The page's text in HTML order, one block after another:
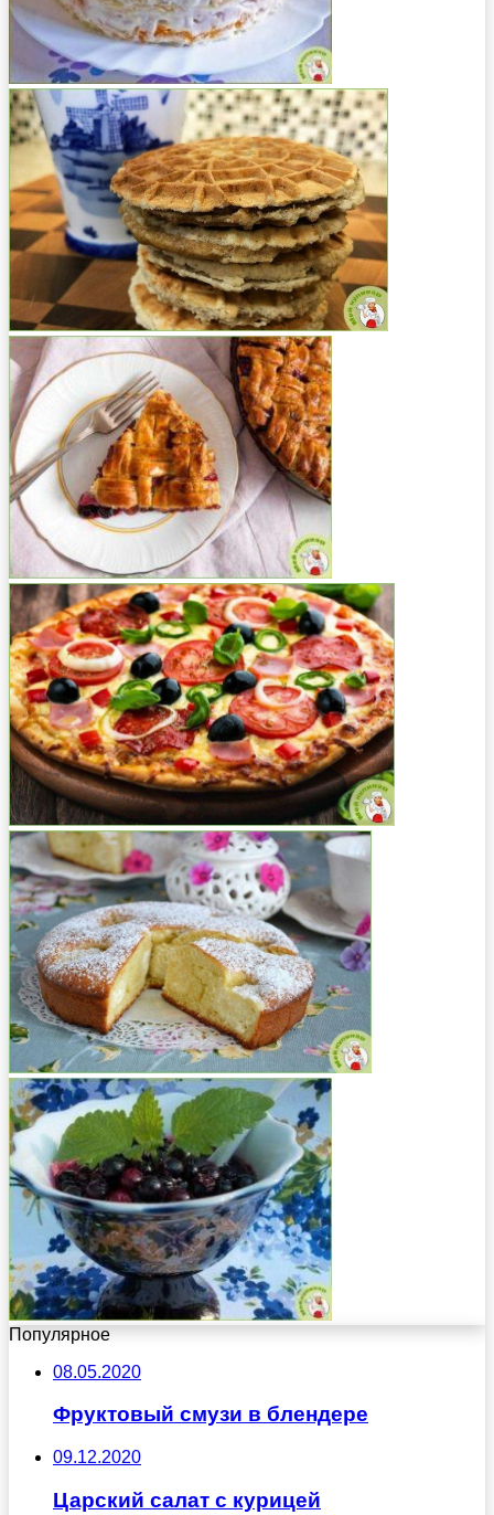
Популярное
08.05.2020
Фруктовый смузи в блендере
09.12.2020
Царский салат с курицей